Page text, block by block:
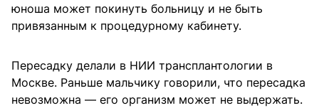
юноша может покинуть больницу и не быть
привязанным к процедурному кабинету.
Пересадку делали в НИИ трансплантологии в
Москве. Раньше мальчику говорили, что пересадка
невозможна — его организм может не выдержать.